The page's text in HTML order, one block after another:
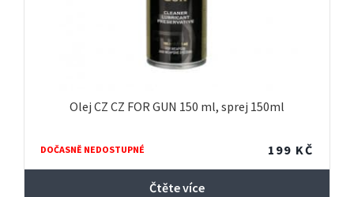
Olej CZ CZ FOR GUN 150 ml, sprej 150ml
DOČASNĚ NEDOSTUPNÉ 199 KČ
Čtěte více